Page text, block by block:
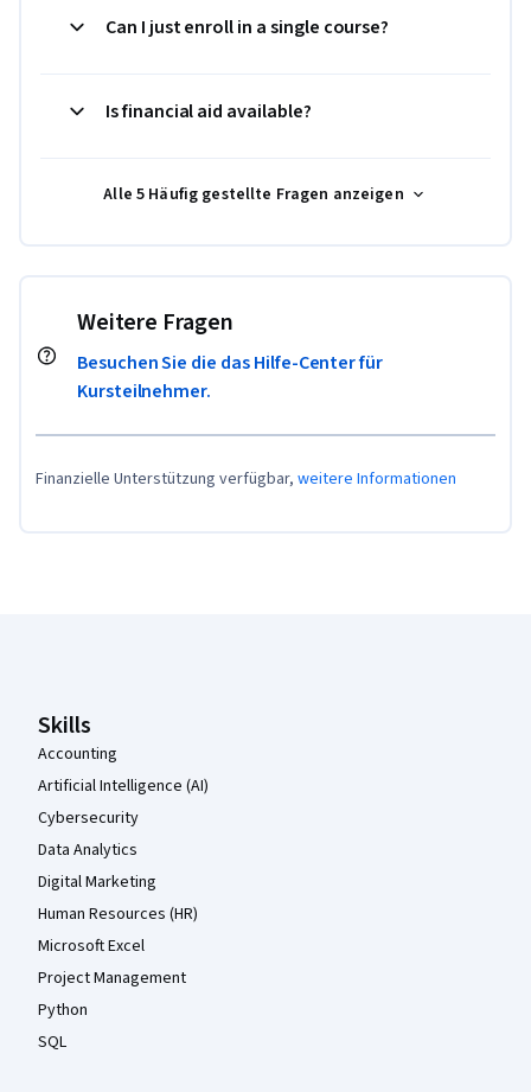
Can I just enroll in a single course?
Is financial aid available?
Alle 5 Häufig gestellte Fragen anzeigen
Weitere Fragen
Besuchen Sie die das Hilfe-Center für
Kursteilnehmer.
Finanzielle Unterstützung verfügbar, weitere Informationen
Skills
Accounting
Artificial Intelligence (AI)
Cybersecurity
Data Analytics
Digital Marketing
Human Resources (HR)
Microsoft Excel
Project Management
Python
SQL